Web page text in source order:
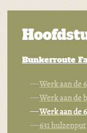
Bunkerroute
Werk aan de
Werk aan de
Werk aan de
631 hulzenput